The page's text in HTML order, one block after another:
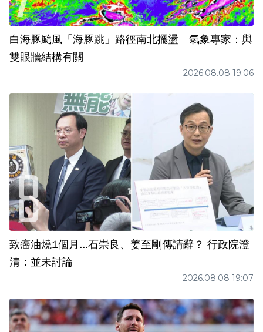
白海豚颱風「海豚跳」路徑南北擺盪 氣象專家：與
雙眼牆結構有關
2026.08.08 19:06
致癌油燒1個月...石崇良、姜至剛傳請辭？ 行政院澄
清：並未討論
2026.08.08 19:07